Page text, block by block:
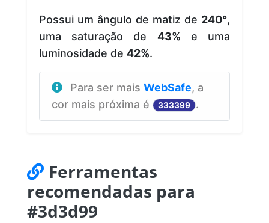
Possui um ângulo de matiz de 240°,
uma saturação de 43% e uma
luminosidade de 42%.
Para ser mais WebSafe, a
cor mais próxima é
333399 .
Ferramentas
recomendadas para
#3d3d99